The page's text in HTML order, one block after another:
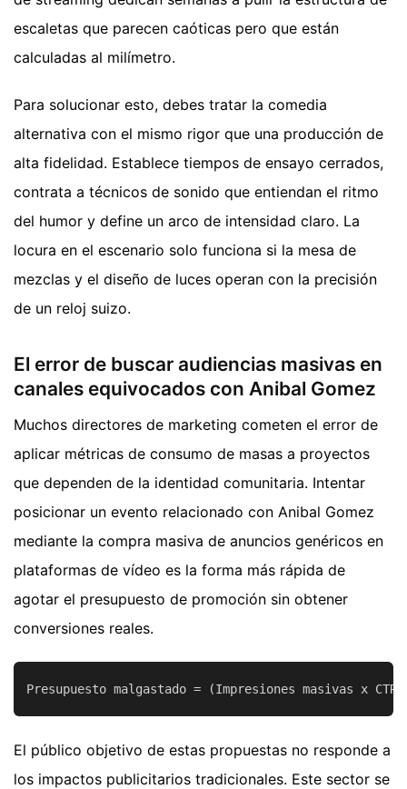
escaletas que parecen caóticas pero que están
calculadas al milímetro.
Para solucionar esto, debes tratar la comedia
alternativa con el mismo rigor que una producción de
alta fidelidad. Establece tiempos de ensayo cerrados,
contrata a técnicos de sonido que entiendan el ritmo
del humor y define un arco de intensidad claro. La
locura en el escenario solo funciona si la mesa de
mezclas y el diseño de luces operan con la precisión
de un reloj suizo.
El error de buscar audiencias masivas en
canales equivocados con Anibal Gomez
Muchos directores de marketing cometen el error de
aplicar métricas de consumo de masas a proyectos
que dependen de la identidad comunitaria. Intentar
posicionar un evento relacionado con Anibal Gomez
mediante la compra masiva de anuncios genéricos en
plataformas de vídeo es la forma más rápida de
agotar el presupuesto de promoción sin obtener
conversiones reales.
El público objetivo de estas propuestas no responde a
los impactos publicitarios tradicionales. Este sector se